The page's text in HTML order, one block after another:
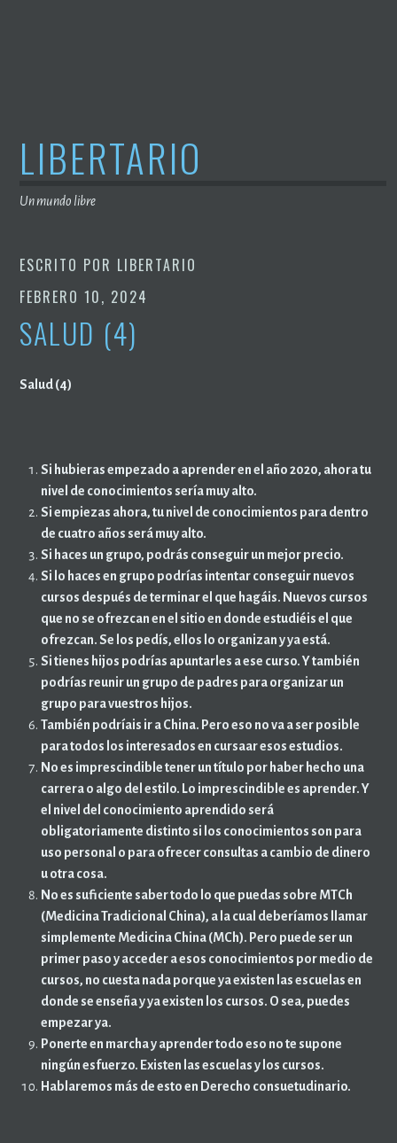
LIBERTARIO
Un mundo libre
ESCRITO POR LIBERTARIO
FEBRERO 10, 2024
SALUD (4)
Salud (4)
Si hubieras empezado a aprender en el año 2020, ahora tu
nivel de conocimientos sería muy alto.
Si empiezas ahora, tu nivel de conocimientos para dentro
de cuatro años será muy alto.
Si haces un grupo, podrás conseguir un mejor precio.
Si lo haces en grupo podrías intentar conseguir nuevos
cursos después de terminar el que hagáis. Nuevos cursos
que no se ofrezcan en el sitio en donde estudiéis el que
ofrezcan. Se los pedís, ellos lo organizan y ya está.
Si tienes hijos podrías apuntarles a ese curso. Y también
podrías reunir un grupo de padres para organizar un
grupo para vuestros hijos.
También podríais ir a China. Pero eso no va a ser posible
para todos los interesados en cursaar esos estudios.
No es imprescindible tener un título por haber hecho una
carrera o algo del estilo. Lo imprescindible es aprender. Y
el nivel del conocimiento aprendido será
obligatoriamente distinto si los conocimientos son para
uso personal o para ofrecer consultas a cambio de dinero
u otra cosa.
No es suficiente saber todo lo que puedas sobre MTCh
(Medicina Tradicional China), a la cual deberíamos llamar
simplemente Medicina China (MCh). Pero puede ser un
primer paso y acceder a esos conocimientos por medio de
cursos, no cuesta nada porque ya existen las escuelas en
donde se enseña y ya existen los cursos. O sea, puedes
empezar ya.
Ponerte en marcha y aprender todo eso no te supone
ningún esfuerzo. Existen las escuelas y los cursos.
Hablaremos más de esto en Derecho consuetudinario.